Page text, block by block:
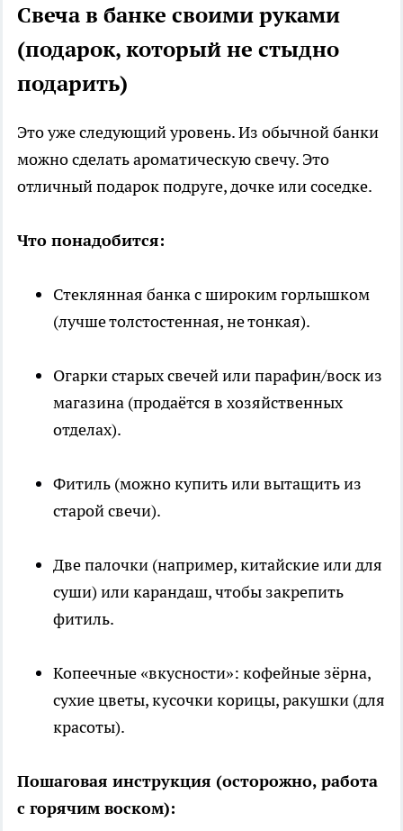
Свеча в банке своими руками
(подарок, который не стыдно
подарить)
Это уже следующий уровень. Из обычной банки
можно сделать ароматическую свечу. Это
отличный подарок подруге, дочке или соседке.
Что понадобится:
Стеклянная банка с широким горлышком
(лучше толстостенная, не тонкая).
Огарки старых свечей или парафин/воск из
магазина (продаётся в хозяйственных
отделах).
Фитиль (можно купить или вытащить из
старой свечи).
Две палочки (например, китайские или для
суши) или карандаш, чтобы закрепить
фитиль.
Копеечные «вкусности»: кофейные зёрна,
сухие цветы, кусочки корицы, ракушки (для
красоты).
Пошаговая инструкция (осторожно, работа
с горячим воском):